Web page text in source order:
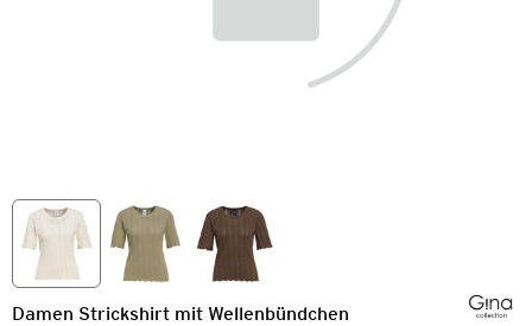
Damen Strickshirt mit Wellenbündchen